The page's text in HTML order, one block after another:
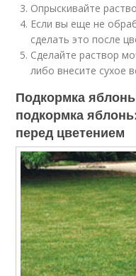
Опрыскивайте
Если вы еще не
сделать это после
Сделайте раствор
либо внесите сухое
Подкормка
подкормка
перед цветением